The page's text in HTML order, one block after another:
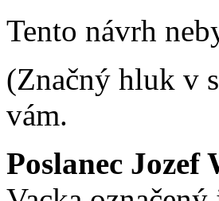
Tento návrh
(Značný hluk v
vám.
Poslanec Jozef